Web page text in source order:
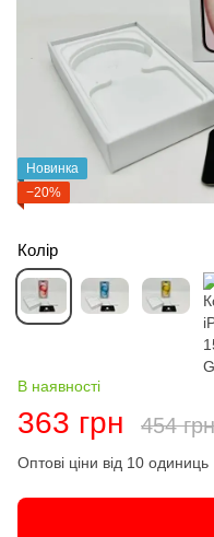
Новинка
−20%
Колір
В наявності
363 грн 454 грн
Оптові ціни від 10 одиниць